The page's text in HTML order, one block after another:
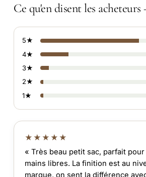
Ce qu'en disent les
5★
4★
3★
2★
1★
★★★★★
« Très beau petit sac, parfait
mains libres. La finition est au
marque, on sent la différence